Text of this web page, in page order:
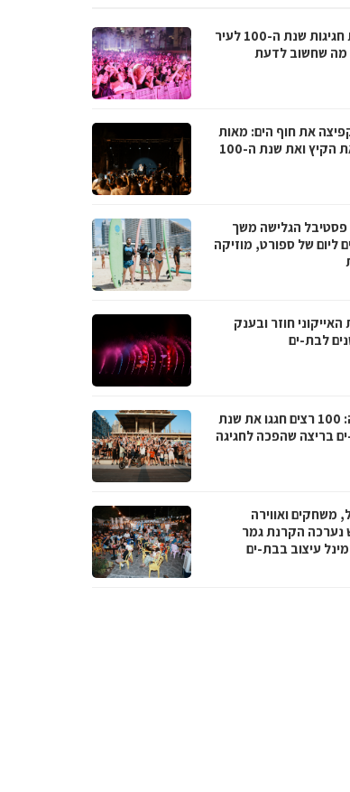
לקראת פתיחת חגיגות שנת ה-100 לעיר
מה שחשוב לדעת
את חוף הים: מאות
בני נוער חגגו את הקיץ ואת שנת ה-100
הגלישה משך
ליום של ספורט, מוזיקה
חוזר ובענק
קהילה בתנועה: 100 רצים חגגו את שנת
בת-ים בריצה שהפכה לחגיגה
משחקים ואווירה
נערכה הקרנת גמר
עיצוב בבת-ים